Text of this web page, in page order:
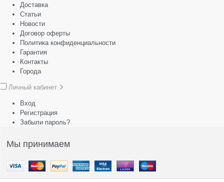
Доставка
Статьи
Новости
Договор оферты
Политика конфиденциальности
Гарантия
Контакты
Города
Личный кабинет
Вход
Регистрация
Забыли пароль?
Мы принимаем